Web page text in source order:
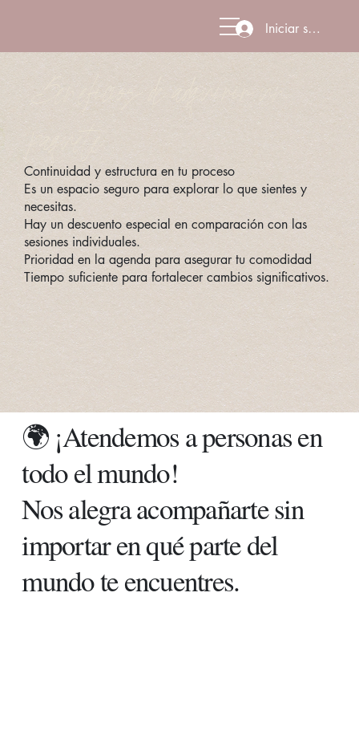
Iniciar sesión
Beneficios de adquirir un
paquete
Continuidad y estructura en tu proceso
Es un espacio seguro para explorar lo que sientes y
necesitas.
Hay un descuento especial en comparación con las
sesiones individuales.
Prioridad en la agenda para asegurar tu comodidad
Tiempo suficiente para fortalecer cambios significativos.
🌍 ¡Atendemos a personas en
todo el mundo!
Nos alegra acompañarte sin
importar en qué parte del
mundo te encuentres.